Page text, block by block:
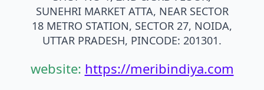
SUNEHRI MARKET ATTA, NEAR SECTOR
18 METRO STATION, SECTOR 27, NOIDA,
UTTAR PRADESH, PINCODE: 201301.
website: https://meribindiya.com